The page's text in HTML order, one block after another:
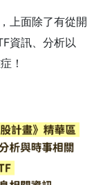
上面除了有從開
資訊、分析以
！